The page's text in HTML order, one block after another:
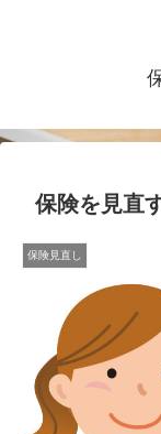
保険を見直
保険見直し